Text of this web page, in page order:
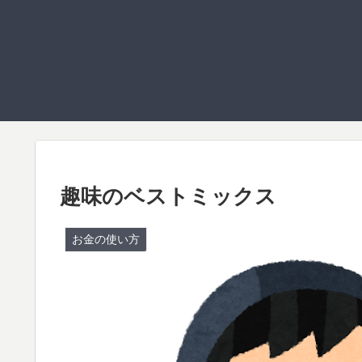
趣味のベストミックス
お金の使い方